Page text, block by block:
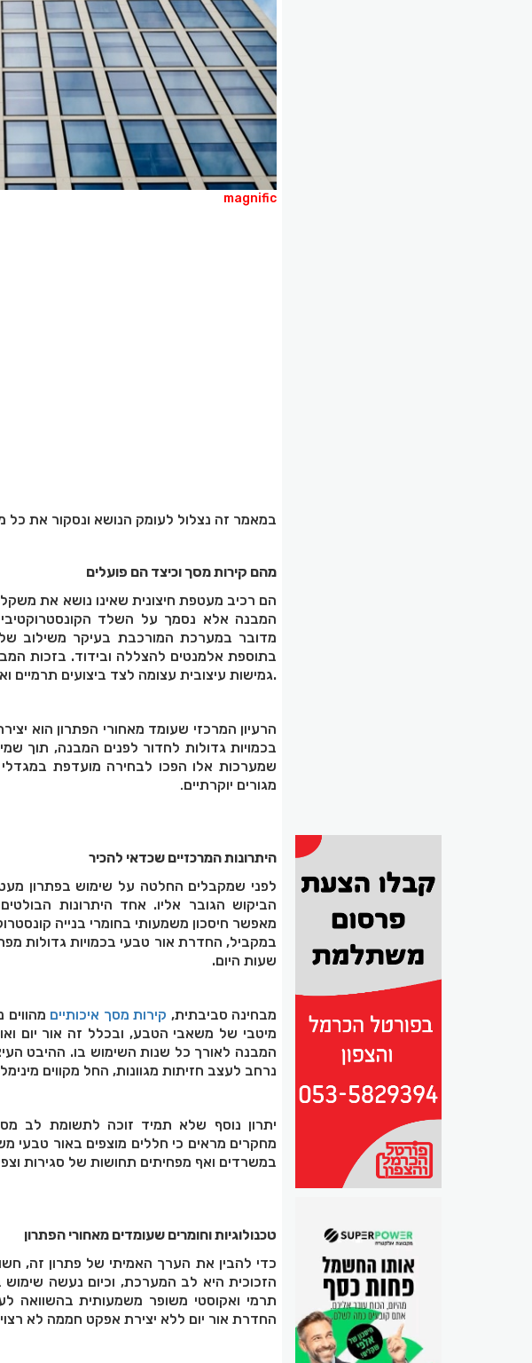
magnific
במאמר זה נצלול לעומק הנושא ונסקור את
מהם קירות מסך וכיצד הם פועלים
המבנה אלא נסמך על השלד
מדובר במערכת המורכבת בעיקר משילוב של
בתוספת אלמנטים להצללה ובידוד. בזכות
גמישות עיצובית עצומה לצד ביצועים תרמיים ואקוסטיים גבוהים.
הרעיון המרכזי שעומד מאחורי הפתרון הוא
בכמויות גדולות לחדור לפנים המבנה, תוך
שמערכות אלו הפכו לבחירה מועדפת
מגורים יוקרתיים.
היתרונות המרכזיים שכדאי להכיר
לפני שמקבלים החלטה על שימוש בפתרון
הביקוש הגובר אליו. אחד היתרונות
מאפשר חיסכון משמעותי בחומרי בנייה
במקביל, החדרת אור טבעי בכמויות גדולות
שעות היום.
מבחינה סביבתית, קירות מסך איכותיים
מיטבי של משאבי הטבע, ובכלל זה אור יום
המבנה לאורך כל שנות השימוש בו. ההיבט
נרחב לעצב חזיתות מגוונות, החל מקווים
יתרון נוסף שלא תמיד זוכה לתשומת לב
מחקרים מראים כי חללים מוצפים באור טבעי
במשרדים ואף מפחיתים תחושות של סגירות
טכנולוגיות וחומרים שעומדים מאחורי הפתרון
כדי להבין את הערך האמיתי של פתרון זה,
הזכוכית היא לב המערכת, וכיום נעשה שימוש
תרמי ואקוסטי משופר משמעותית בהשוואה
החדרת אור יום ללא יצירת אפקט חממה לא